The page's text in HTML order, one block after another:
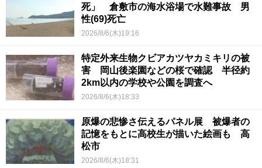
死」 倉敷市の海水浴場で水難事故 男
性(69)死亡
2026/8/6(木)19:16
特定外来生物クビアカツヤカミキリの被
害 岡山後楽園などの桜で確認 半径約
2km以内の学校や公園を調査へ
2026/8/6(木)18:33
原爆の悲惨さ伝えるパネル展 被爆者の
記憶をもとに高校生が描いた絵画も 高
松市
2026/8/6(木)18:31